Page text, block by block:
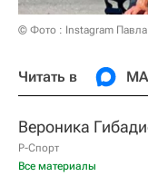
© Фото : Instagram
Читать в
Вероника
Р-Спорт
Все материалы